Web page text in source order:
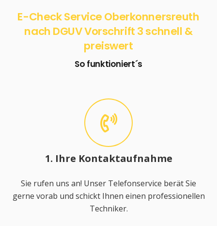
E-Check Service Oberkonnersreuth
nach DGUV Vorschrift 3 schnell &
preiswert
So funktioniert´s
1. Ihre Kontaktaufnahme
Sie rufen uns an! Unser Telefonservice berät Sie
gerne vorab und schickt Ihnen einen professionellen
Techniker.